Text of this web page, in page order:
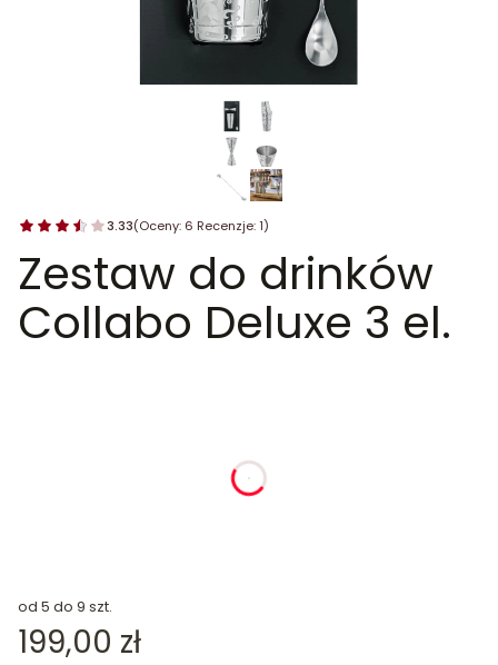
3.33(Oceny: 6 Recenzje: 1)
Zestaw do drinków
Collabo Deluxe 3 el.
godziny
od 5 do 9 szt.
Cena
199,00 zł